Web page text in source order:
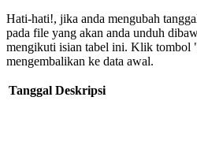
Hati-hati!, jika anda mengubah
pada file yang akan anda unduh
mengikuti isian tabel ini. Klik tombol
mengembalikan ke data awal.
Tanggal Deskripsi